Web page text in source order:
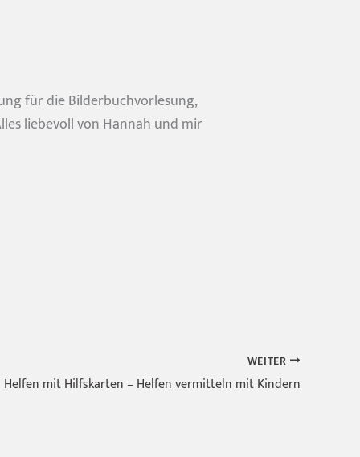
für die Bilderbuchvorlesung,
liebevoll von Hannah und mir
WEITER
Helfen mit Hilfskarten – Helfen vermitteln mit Kindern